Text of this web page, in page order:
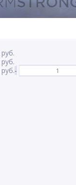
руб.
руб.
руб.-